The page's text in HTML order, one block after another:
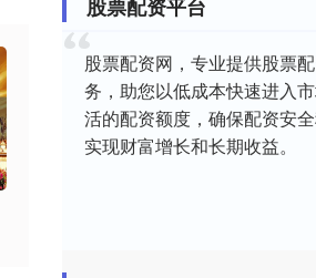
股票配资平台
股票配资网，专业提供股票
务，助您以低成本快速进入
活的配资额度，确保配资安
实现财富增长和长期收益。